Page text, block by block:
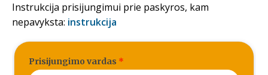
Instrukcija prisijungimui prie paskyros, kam
nepavyksta: instrukcija
Prisijungimo vardas *